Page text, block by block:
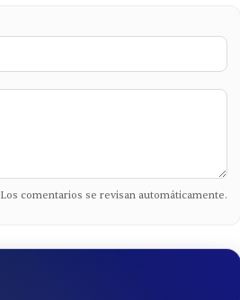
Los comentarios se revisan automáticamente.